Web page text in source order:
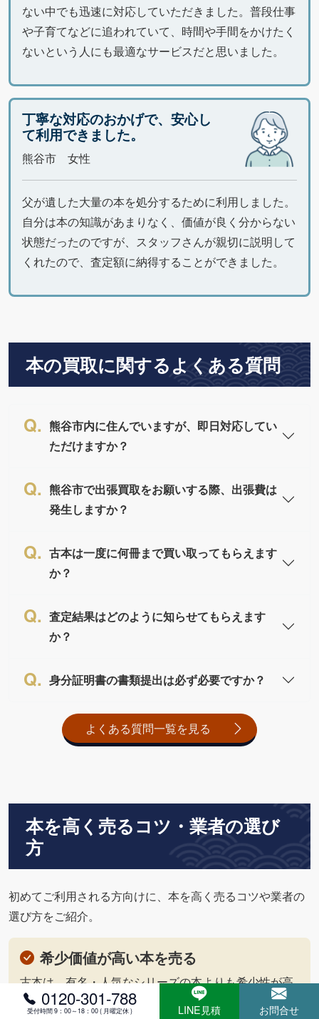
0120-301-788
受付時間 9：00～18：00 ( 月曜定休 ) LINE見積 お問合せ
ない中でも迅速に対応していただきました。普段仕事
や子育てなどに追われていて、時間や手間をかけたく
ないという人にも最適なサービスだと思いました。
丁寧な対応のおかげで、安心し
て利用できました。
熊谷市 女性
父が遺した大量の本を処分するために利用しました。
自分は本の知識があまりなく、価値が良く分からない
状態だったのですが、スタッフさんが親切に説明して
くれたので、査定額に納得することができました。
本の買取に関するよくある質問
熊谷市内に住んでいますが、即日対応してい
ただけますか？
熊谷市で出張買取をお願いする際、出張費は
発生しますか？
古本は一度に何冊まで買い取ってもらえます
か？
査定結果はどのように知らせてもらえます
か？
身分証明書の書類提出は必ず必要ですか？
よくある質問一覧を見る
本を高く売るコツ・業者の選び
方
初めてご利用される方向けに、本を高く売るコツや業者の
選び方をご紹介。
希少価値が高い本を売る
古本は、有名・人気なシリーズの本よりも希少性が高
い本の方が流通量の少なさを理由に、高値が付く場合